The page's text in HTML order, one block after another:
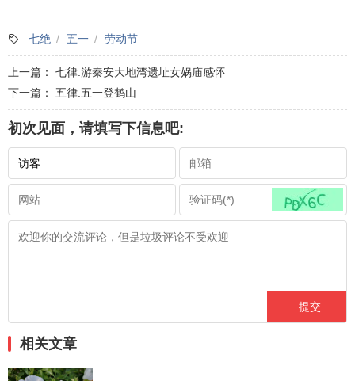
七绝 五一 劳动节
上一篇： 七律.游秦安大地湾遗址女娲庙感怀
下一篇： 五律.五一登鹤山
初次见面，请填写下信息吧:
相关文章